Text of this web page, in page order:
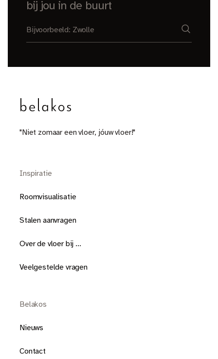
bij jou in de buurt
"Niet zomaar een vloer, jóuw vloer!"
Inspiratie
Roomvisualisatie
Stalen aanvragen
Over de vloer bij ...
Veelgestelde vragen
Belakos
Nieuws
Contact